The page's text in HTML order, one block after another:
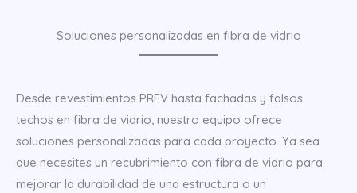
Soluciones personalizadas en fibra de vidrio
Desde revestimientos PRFV hasta fachadas y falsos
techos en fibra de vidrio, nuestro equipo ofrece
soluciones personalizadas para cada proyecto. Ya sea
que necesites un recubrimiento con fibra de vidrio para
mejorar la durabilidad de una estructura o un